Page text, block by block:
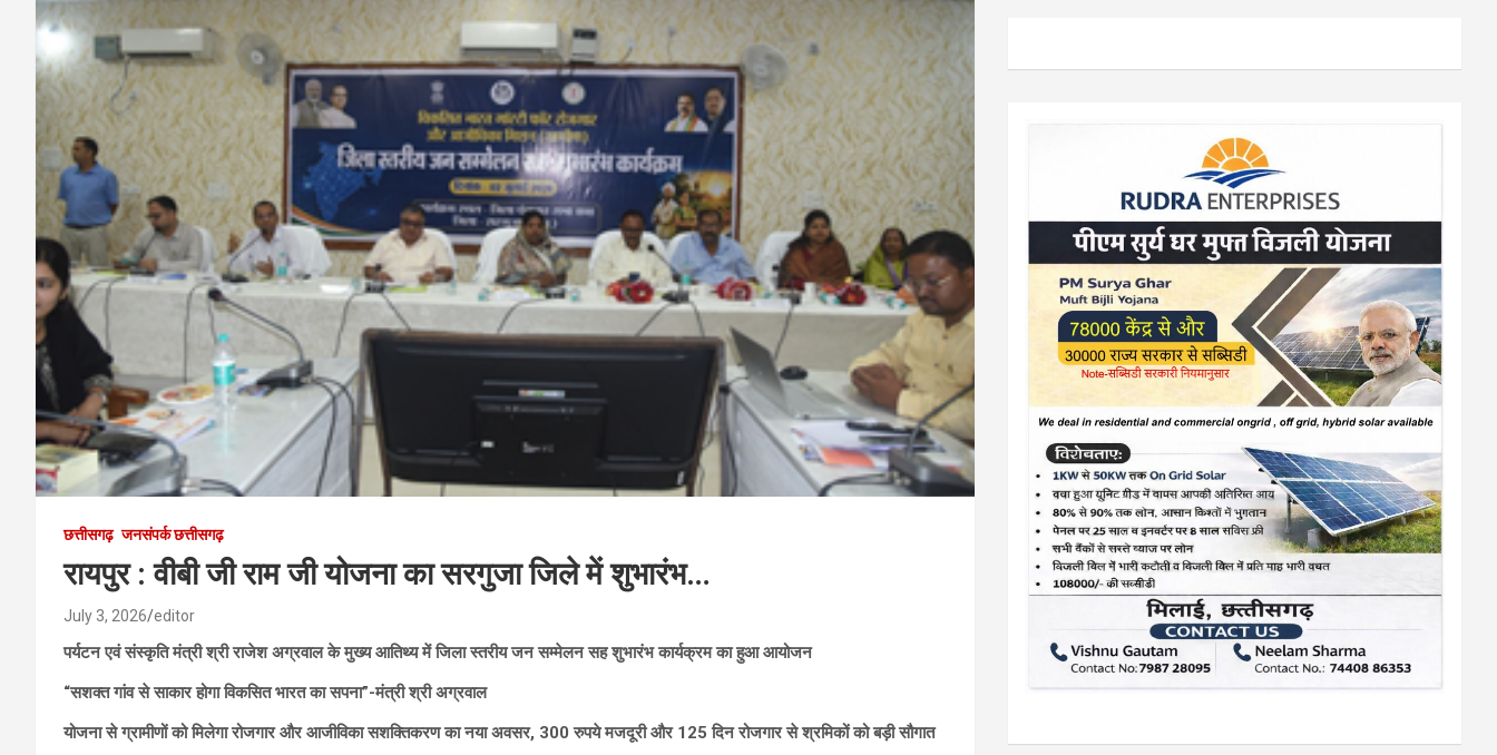
छत्तीसगढ़ जनसंपर्क छत्तीसगढ़
रायपुर : वीबी जी राम जी योजना का सरगुजा जिले में शुभारंभ…
July 3, 2026 editor
पर्यटन एवं संस्कृति मंत्री श्री राजेश अग्रवाल के मुख्य आतिथ्य में जिला स्तरीय जन सम्मेलन सह शुभारंभ कार्यक्रम का हुआ आयोजन
“सशक्त गांव से साकार होगा विकसित भारत का सपना”-मंत्री श्री अग्रवाल
योजना से ग्रामीणों को मिलेगा रोजगार और आजीविका सशक्तिकरण का नया अवसर, 300 रुपये मजदूरी और 125 दिन रोजगार से श्रमिकों को बड़ी सौगात